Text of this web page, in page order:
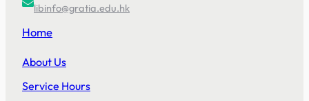
libinfo@gratia.edu.hk
Home
About Us
Service Hours